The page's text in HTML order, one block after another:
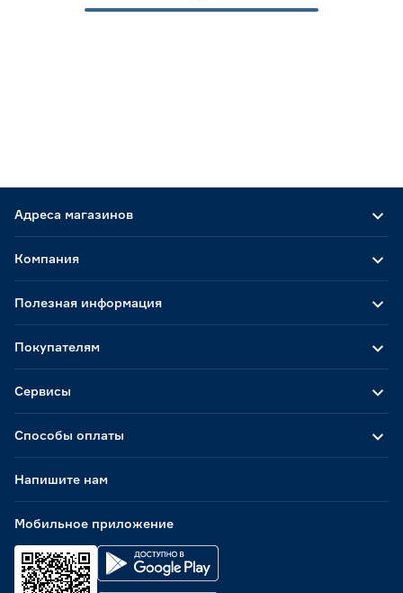
Адреса магазинов
Способы оплаты
Мобильное приложение
Компания
Полезная информация
Покупателям
Сервисы
Напишите нам